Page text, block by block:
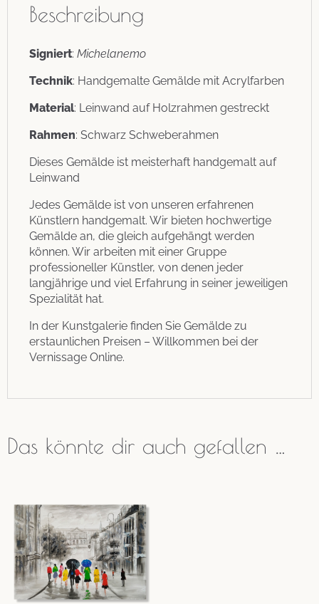
Beschreibung
Signiert: Michelanemo
Technik: Handgemalte Gemälde mit Acrylfarben
Material: Leinwand auf Holzrahmen gestreckt
Rahmen: Schwarz Schweberahmen
Dieses Gemälde ist meisterhaft handgemalt auf
Leinwand
Jedes Gemälde ist von unseren erfahrenen
Künstlern handgemalt. Wir bieten hochwertige
Gemälde an, die gleich aufgehängt werden
können. Wir arbeiten mit einer Gruppe
professioneller Künstler, von denen jeder
langjährige und viel Erfahrung in seiner jeweiligen
Spezialität hat.
In der Kunstgalerie finden Sie Gemälde zu
erstaunlichen Preisen – Willkommen bei der
Vernissage Online.
Das könnte dir auch gefallen …